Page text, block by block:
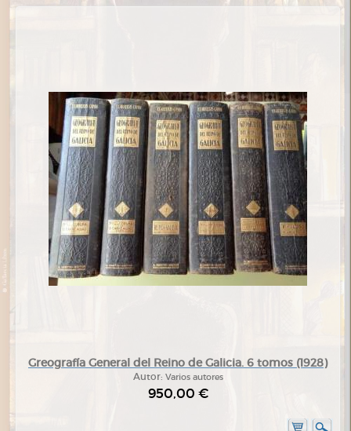
Greografía General del Reino de Galicia. 6 tomos (1928)
Autor: Varios autores
950,00 €